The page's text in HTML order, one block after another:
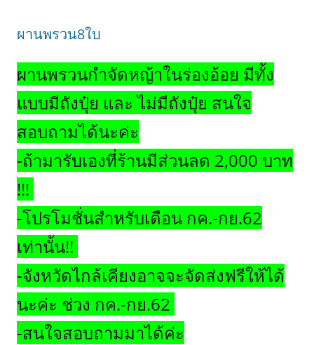
ผานพรวน8ใบ
ผานพรวนกำจัดหญ้าในร่องอ้อย มีทั้ง
แบบมีถังปุ๋ย และ ไม่มีถังปุ๋ย สนใจ
สอบถามได้นะค่ะ
-ถ้ามารับเองที่ร้านมีส่วนลด 2,000 บาท
!!!
-โปรโมชั่นสำหรับเดือน กค.-กย.62
เท่านั้น!!
-จังหวัดไกล้เคียงอาจจะจัดส่งฟรีให้ได้
นะค่ะ ช่วง กค.-กย.62
-สนใจสอบถามมาได้ค่ะ